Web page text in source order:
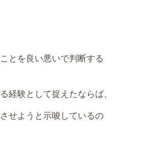
とを良い悪いで判断する
経験として捉えたならば、
せようと示唆しているの